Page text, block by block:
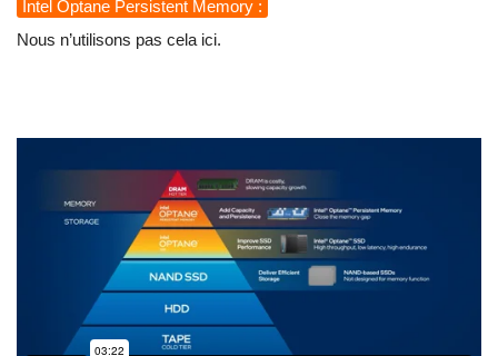
Intel Optane Persistent Memory :
Nous n’utilisons pas cela ici.